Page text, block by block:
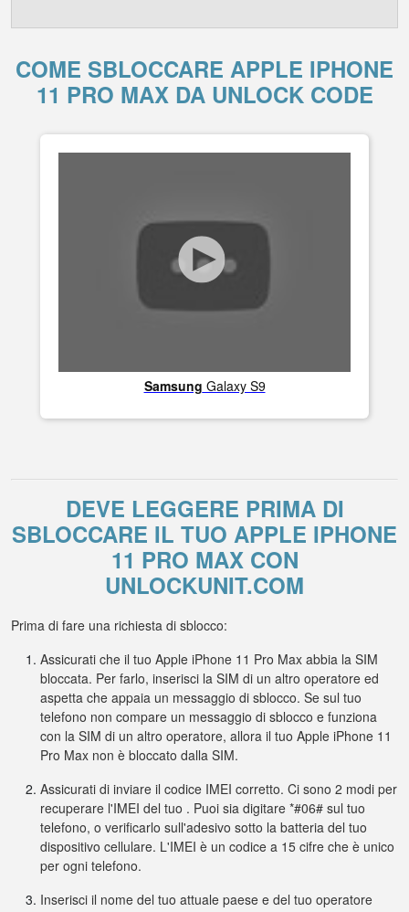
COME SBLOCCARE APPLE IPHONE
11 PRO MAX DA UNLOCK CODE
Samsung Galaxy S9
DEVE LEGGERE PRIMA DI
SBLOCCARE IL TUO APPLE IPHONE
11 PRO MAX CON
UNLOCKUNIT.COM
Prima di fare una richiesta di sblocco:
Assicurati che il tuo Apple iPhone 11 Pro Max abbia la SIM
bloccata. Per farlo, inserisci la SIM di un altro operatore ed
aspetta che appaia un messaggio di sblocco. Se sul tuo
telefono non compare un messaggio di sblocco e funziona
con la SIM di un altro operatore, allora il tuo Apple iPhone 11
Pro Max non è bloccato dalla SIM.
Assicurati di inviare il codice IMEI corretto. Ci sono 2 modi per
recuperare l'IMEI del tuo . Puoi sia digitare *#06# sul tuo
telefono, o verificarlo sull'adesivo sotto la batteria del tuo
dispositivo cellulare. L'IMEI è un codice a 15 cifre che è unico
per ogni telefono.
Inserisci il nome del tuo attuale paese e del tuo operatore